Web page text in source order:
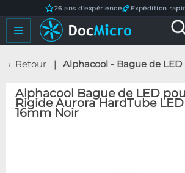
26 ans d'expérience Expédition
Retour Alphacool - Bague de LED pour Tuyau Rigide
Alphacool Bague de LED
Rigide Aurora HardTube
16mm Noir